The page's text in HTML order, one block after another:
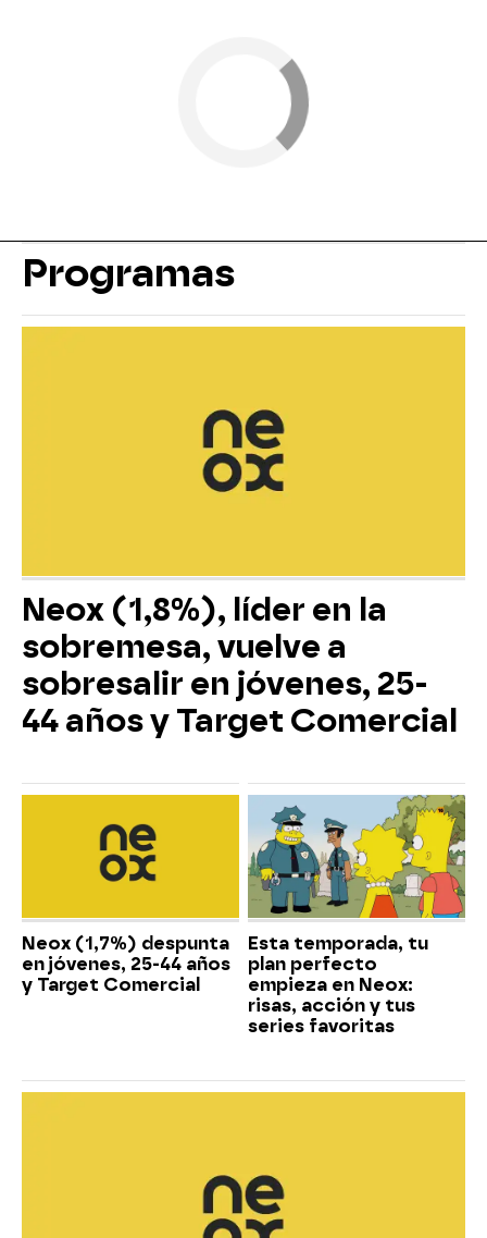
Programas
Neox (1,8%), líder en la
sobremesa, vuelve a
sobresalir en jóvenes, 25-
44 años y Target Comercial
Neox (1,7%) despunta
en jóvenes, 25-44 años
y Target Comercial
Esta temporada, tu
plan perfecto
empieza en Neox:
risas, acción y tus
series favoritas